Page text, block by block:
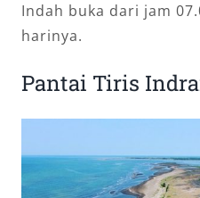
Indah buka dari jam
harinya.
Pantai Tiris